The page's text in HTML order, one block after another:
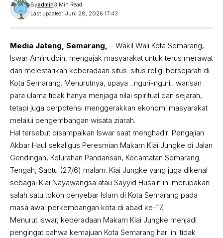
Last updated: Juni 28, 2026 17:43
Byadmin3 Min Read
Media Jateng, Semarang, – Wakil Wali Kota Semarang,
Iswar Aminuddin, mengajak masyarakat untuk terus merawat
dan melestarikan keberadaan situs-situs religi bersejarah di
Kota Semarang. Menurutnya, upaya _nguri-nguri_ warisan
para ulama tidak hanya menjaga nilai spiritual dan sejarah,
tetapi juga berpotensi menggerakkan ekonomi masyarakat
melalui pengembangan wisata ziarah.
Hal tersebut disampaikan Iswar saat menghadiri Pengajian
Akbar Haul sekaligus Peresmian Makam Kiai Jungke di Jalan
Gendingan, Kelurahan Pandansari, Kecamatan Semarang
Tengah, Sabtu (27/6) malam. Kiai Jungke yang juga dikenal
sebagai Kiai Nayawangsa atau Sayyid Husain ini merupakan
salah satu tokoh penyebar Islam di Kota Semarang pada
masa awal perkembangan kota di abad ke-17.
Menurut Iswar, keberadaan Makam Kiai Jungke menjadi
pengingat bahwa kemajuan Kota Semarang hari ini tidak